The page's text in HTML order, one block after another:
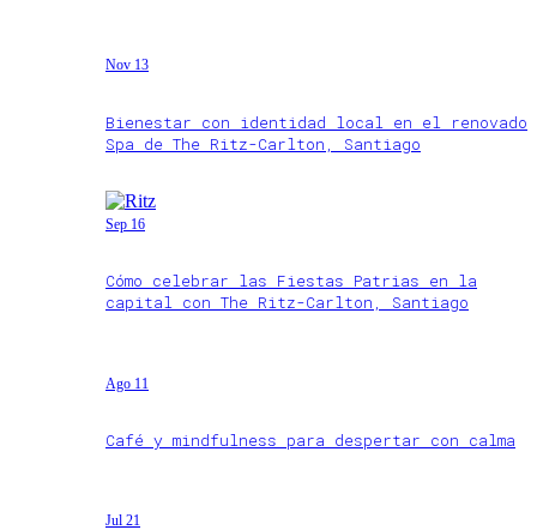
Nov 13
Bienestar con identidad local en el renovado
Spa de The Ritz-Carlton, Santiago
Sep 16
Cómo celebrar las Fiestas Patrias en la
capital con The Ritz-Carlton, Santiago
Ago 11
Café y mindfulness para despertar con calma
Jul 21